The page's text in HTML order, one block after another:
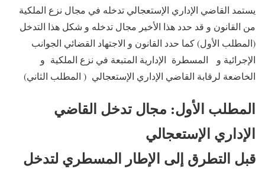
يستمد القاضي الإداري الإستعجالي تدخله في مجال نزع الملكية
من القانون و قد حدد هذا الأخير مجال تدخله و شكل هذا التدخل
(المطلب الأول) كما حدد القانون و الاجتهاد القضائي الجوانب
الإجرائية و المسطرة الإدارية المتبعة في نزع الملكية و
الخاضعة لرقابة القاضي الإداري الإستعجالي ( المطلب الثاني)
المطلب الأول: مجال تدخل القاضي
الإداري الإستعجالي
قبل التطرق إلى الإطار المسطري لتدخل